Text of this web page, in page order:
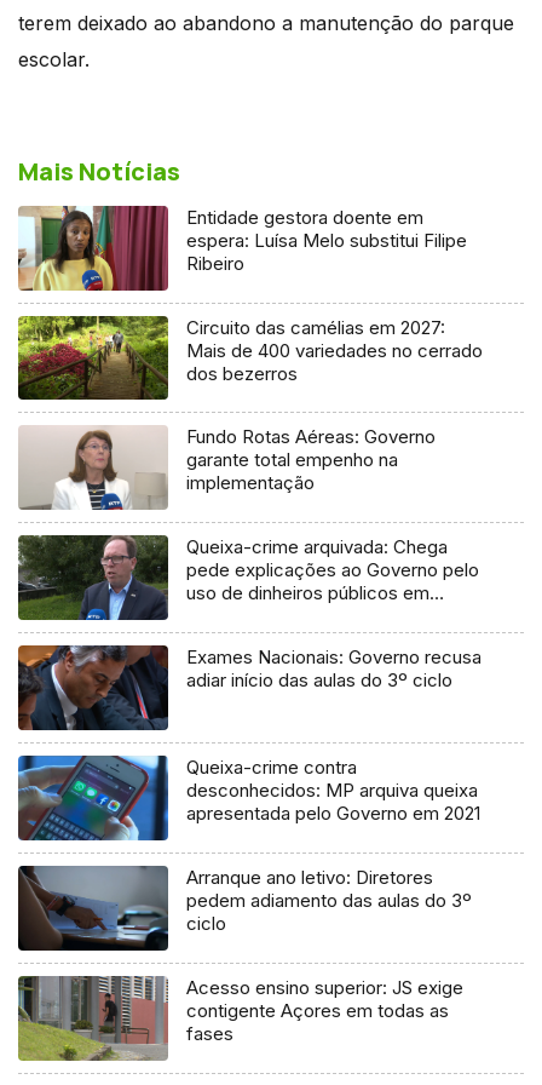
terem deixado ao abandono a manutenção do parque
escolar.
Mais Notícias
Entidade gestora doente em
espera: Luísa Melo substitui Filipe
Ribeiro
Circuito das camélias em 2027:
Mais de 400 variedades no cerrado
dos bezerros
Fundo Rotas Aéreas: Governo
garante total empenho na
implementação
Queixa-crime arquivada: Chega
pede explicações ao Governo pelo
uso de dinheiros públicos em
Exames Nacionais: Governo recusa
adiar início das aulas do 3º ciclo
Queixa-crime contra
desconhecidos: MP arquiva queixa
apresentada pelo Governo em 2021
Arranque ano letivo: Diretores
pedem adiamento das aulas do 3º
ciclo
Acesso ensino superior: JS exige
contigente Açores em todas as
fases